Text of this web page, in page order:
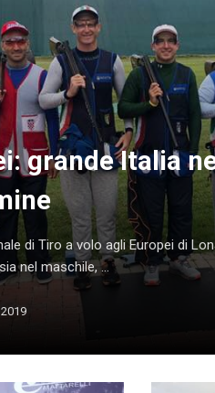
grande Italia
di Tiro a volo agli Europei di
nel maschile, ...